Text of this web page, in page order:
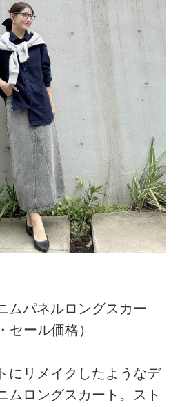
ムパネルロングスカー
セール価格）
にリメイクしたようなデ
ムロングスカート。スト